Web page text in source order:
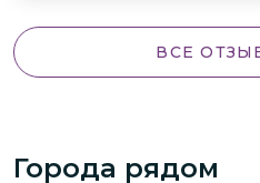
ВСЕ
Города рядом